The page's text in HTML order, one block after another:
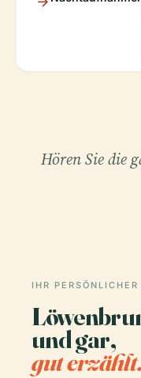
Hören Sie die
IHR PERSÖNLICHER
und gar,
gut erzählt.